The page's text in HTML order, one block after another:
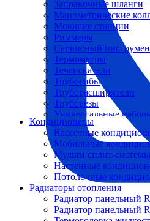
Заправочные шланги
Манометрические
Моющие станции
Риммеры
Сервисный
Термометры
Течеискатели
Трубогибы
Труборасширители
Труборезы
Универсальные
Кондиционеры
Кассетные
Мобильные
Мульти сплит-системы
Настенные
Потолочные
Радиаторы отопления
Радиатор панельный
Радиатор панельный